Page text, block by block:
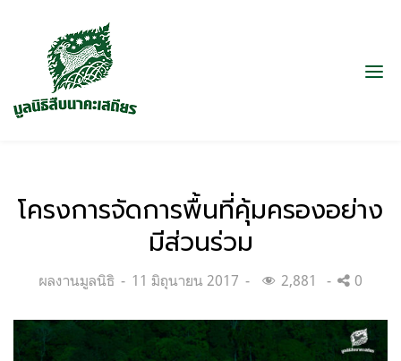
โครงการจัดการพื้นที่คุ้มครองอย่าง
มีส่วนร่วม
Categories:
ผลงานมูลนิธิ
Posted
11 มิถุนายน 2017 2,881 0